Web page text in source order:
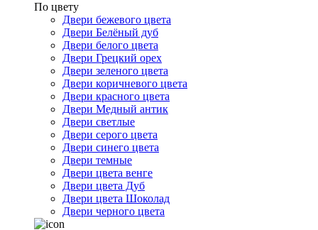
По цвету
Двери бежевого цвета
Двери Белёный дуб
Двери белого цвета
Двери Грецкий орех
Двери зеленого цвета
Двери коричневого цвета
Двери красного цвета
Двери Медный антик
Двери светлые
Двери серого цвета
Двери синего цвета
Двери темные
Двери цвета венге
Двери цвета Дуб
Двери цвета Шоколад
Двери черного цвета